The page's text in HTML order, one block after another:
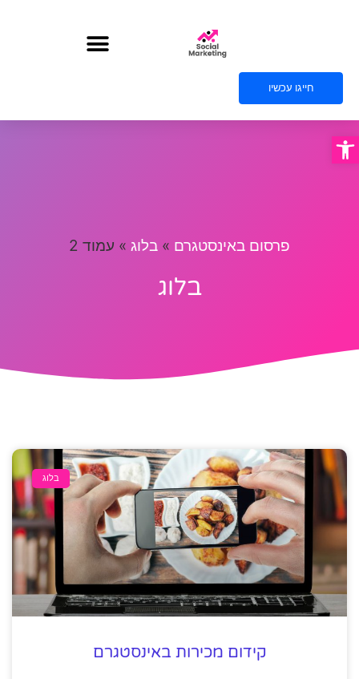
פתח סרגל נגישות
חייגו עכשיו
פרסום באינסטגרם » בלוג » עמוד 2
בלוג
בלוג
קידום מכירות באינסטגרם